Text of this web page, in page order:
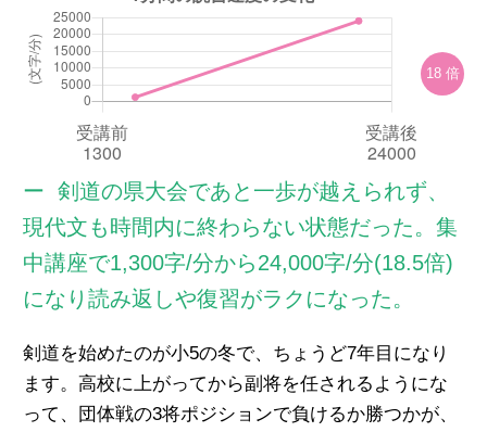
18 倍
剣道の県大会であと一歩が越えられず、
現代文も時間内に終わらない状態だった。集
中講座で1,300字/分から24,000字/分(18.5倍)
になり読み返しや復習がラクになった。
剣道を始めたのが小5の冬で、ちょうど7年目になり
ます。高校に上がってから副将を任されるようにな
って、団体戦の3将ポジションで負けるか勝つかが、